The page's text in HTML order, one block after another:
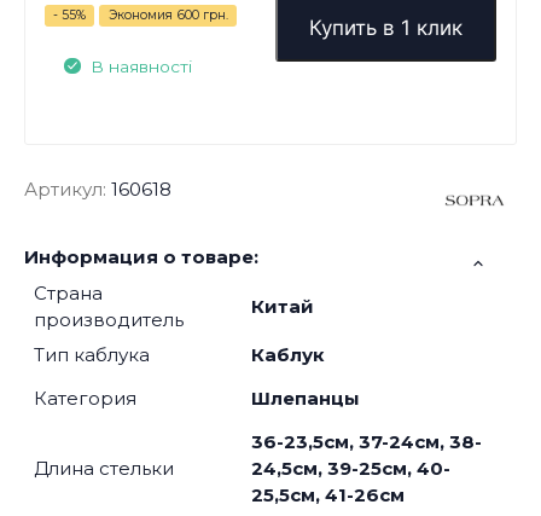
- 55% Экономия 600 грн.
В наявності
Купить в 1 клик
Артикул: 160618
Информация о товаре:
Страна
производитель
Китай
Тип каблука
Каблук
Категория
Шлепанцы
Длина стельки
36-23,5см, 37-24см, 38-
24,5см, 39-25см, 40-
25,5см, 41-26см